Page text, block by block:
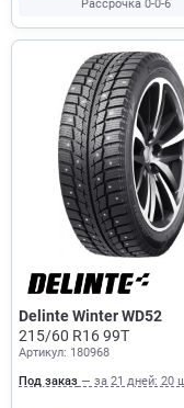
Рассрочка 0-0-6
Delinte Winter WD52
215/60 R16 99T
Артикул: 180968
Под заказ — за 21 дней: 20